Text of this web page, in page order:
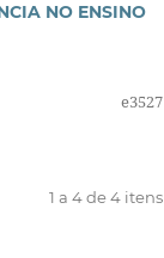
NO ENSINO
e3527
1 a 4 de 4 itens